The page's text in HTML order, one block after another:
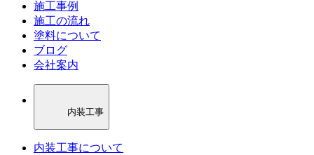
施工事例
施工の流れ
塗料について
ブログ
会社案内
内装工事
内装工事について